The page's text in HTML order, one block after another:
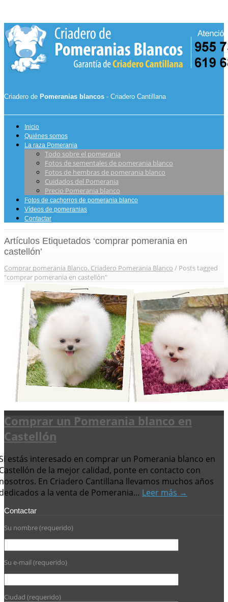
Criadero de Pomeranias blancos - Criadero Cantillana
Inicio
Quiénes somos
La raza Pomerania
Todo sobre el pomerania
Fotos de sementales de pomerania blanco
Fotos de hembras de pomerania blanco
Cuidados del Pomerania
Precio Pomerania blanco
Fotos de cachorros de pomerania blanco
Vídeos de pomeranias
Contactar
Artículos Etiquetados ‘comprar pomerania en
castellón’
Comprar pomerania Blanco. Criadero Pomerania Blanco / Posts tagged
"comprar pomerania en castellón"
Comprar un Pomerania blanco en
Castellón
estás interesado en comprar un Pomerania blanco en
de la mejor calidad, ponte en contacto con
En Criadero Cantillana llevamos muchos años
a la venta de Pomerania… Leer más →
Contactar
Su nombre (requerido)
Su e-mail (requerido)
Ciudad (requerido)